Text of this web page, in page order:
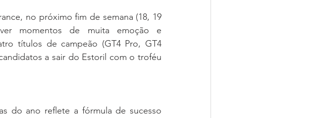
no próximo fim de semana (18, 19
momentos de muita emoção e
títulos de campeão (GT4 Pro, GT4
a sair do Estoril com o troféu
do ano reflete a fórmula de sucesso